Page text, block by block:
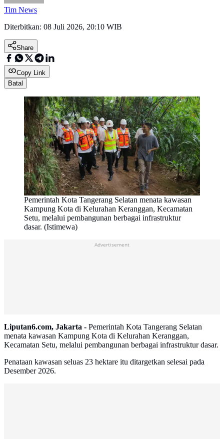
Tim News
Diterbitkan: 08 Juli 2026, 20:10 WIB
Share
Copy Link
Batal
Pemerintah Kota Tangerang Selatan menata kawasan
Kampung Kota di Kelurahan Keranggan, Kecamatan
Setu, melalui pembangunan berbagai infrastruktur
dasar. (Istimewa)
Advertisement
Liputan6.com, Jakarta - Pemerintah Kota Tangerang Selatan
menata kawasan Kampung Kota di Kelurahan Keranggan,
Kecamatan Setu, melalui pembangunan berbagai infrastruktur dasar.
Penataan kawasan seluas 23 hektare itu ditargetkan selesai pada
Desember 2026.